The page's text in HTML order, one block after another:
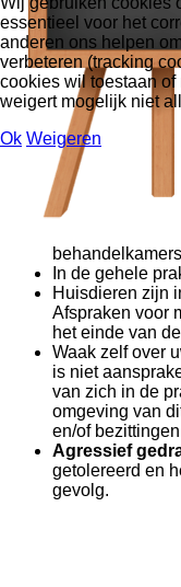
In de gehele
Huisdieren zijn
Afspraken voor
het einde van
Waak zelf over
is niet
van zich in de
omgeving van
en/of
Agressief
getolereerd en
gevolg.
essentieel voor het
anderen ons helpen
verbeteren (tracking
cookies wil toestaan
weigert mogelijk niet
Ok Weigeren